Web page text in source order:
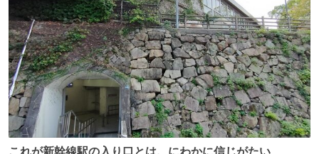
数
これが新幹線駅の入り口とは、にわかに信じがたい